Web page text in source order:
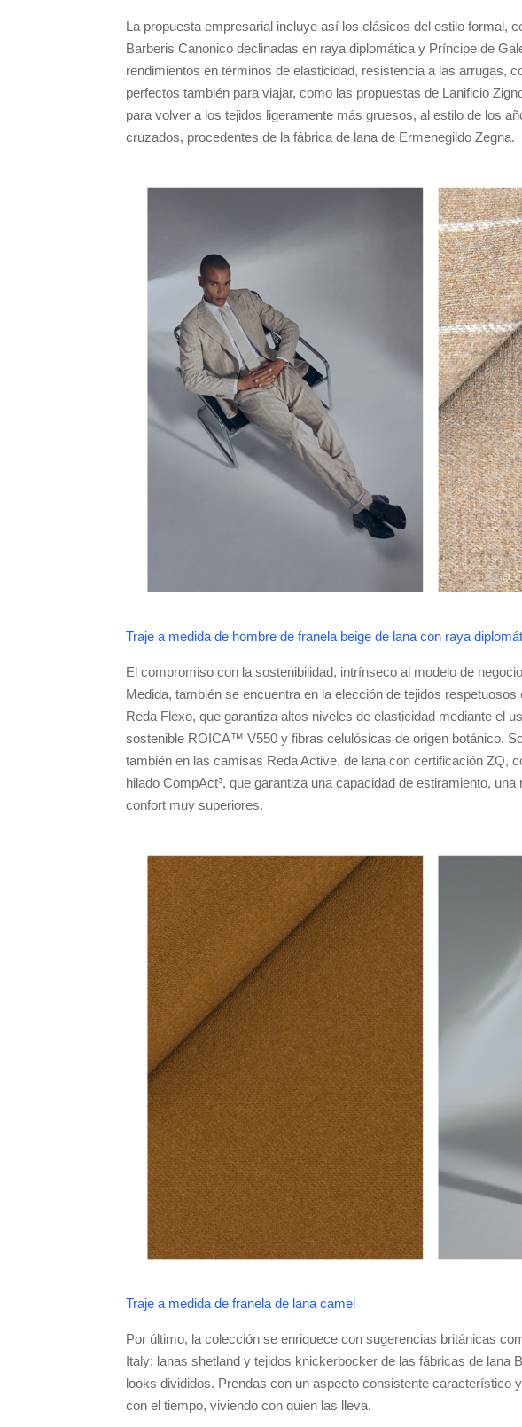
La propuesta empresarial incluye así los clásicos del estilo formal,
Barberis Canonico declinadas en raya diplomática y Príncipe de
rendimientos en términos de elasticidad, resistencia a las arrugas,
perfectos también para viajar, como las propuestas de Lanificio
para volver a los tejidos ligeramente más gruesos, al estilo de los
cruzados, procedentes de la fábrica de lana de Ermenegildo Zegna.
Traje a medida de hombre de franela beige de lana con raya
El compromiso con la sostenibilidad, intrínseco al modelo de
Medida, también se encuentra en la elección de tejidos
Reda Flexo, que garantiza altos niveles de elasticidad mediante el
sostenible ROICA™ V550 y fibras celulósicas de origen botánico.
también en las camisas Reda Active, de lana con certificación ZQ,
hilado CompAct³, que garantiza una capacidad de estiramiento,
confort muy superiores.
Traje a medida de franela de lana camel
Por último, la colección se enriquece con sugerencias británicas
Italy: lanas shetland y tejidos knickerbocker de las fábricas de lana
looks divididos. Prendas con un aspecto consistente característico
con el tiempo, viviendo con quien las lleva.